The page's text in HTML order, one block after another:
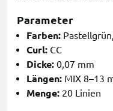
Parameter
Farben:
Curl: CC
Dicke: 0,07 mm
Längen: MIX 8–13
Menge: 20 Linien